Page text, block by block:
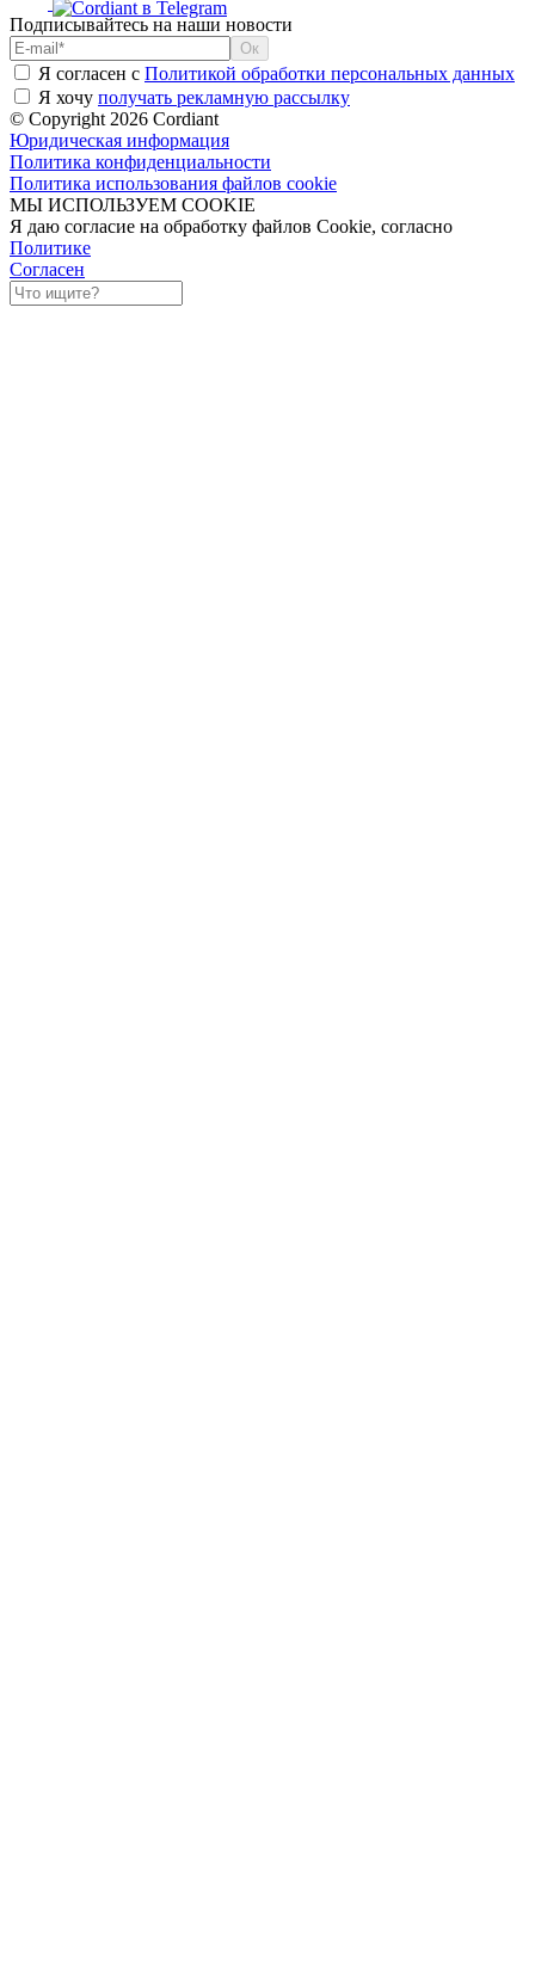
Подписывайтесь на наши новости
Я согласен с Политикой обработки персональных данных
Я хочу получать рекламную рассылку
© Copyright 2026 Cordiant
Юридическая информация
Политика конфиденциальности
Политика использования файлов cookie
МЫ ИСПОЛЬЗУЕМ COOKIE
Я даю согласие на обработку файлов Cookie, согласно
Политике
Согласен